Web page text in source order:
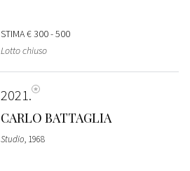
STIMA€ 300 - 500
Lotto chiuso
2021
CARLO BATTAGLIA
Studio, 1968